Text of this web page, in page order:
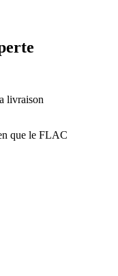
livraison
que le FLAC